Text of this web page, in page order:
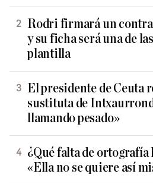
Rodri firmará un
y su ficha será una de
plantilla
El presidente de Ceuta
sustituta de
llamando pesado»
¿Qué falta de ortografía
«Ella no se quiere así